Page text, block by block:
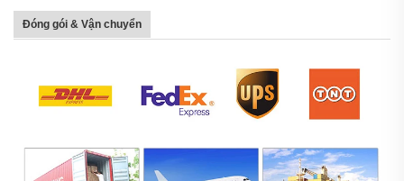
Đóng gói & Vận chuyển